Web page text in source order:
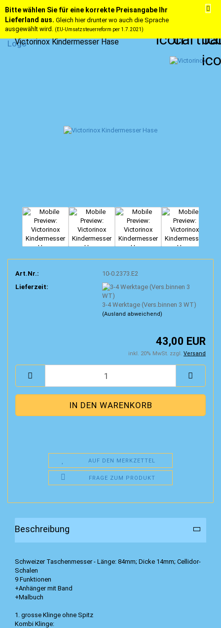
Bitte wählen Sie für eine korrekte Preisangabe Ihr
Lieferland aus. Gleich hier drunter wo auch die Sprache
ausgewählt wird. (EU-Umsatzsteuerreform per 1.7.2021)
Victorinox Kindermesser Hase
Art.Nr.:
10-0.2373.E2
Lieferzeit:
3-4 Werktage (Vers.binnen 3 WT)
(Ausland abweichend)
43,00 EUR
inkl. 20% MwSt. zzgl. Versand
AUF DEN MERKZETTEL
FRAGE ZUM PRODUKT
Beschreibung
Schweizer Taschenmesser - Länge: 84mm; Dicke 14mm; Cellidor-
Schalen
9 Funktionen
+Anhänger mit Band
+Malbuch
1. grosse Klinge ohne Spitz
Kombi Klinge: